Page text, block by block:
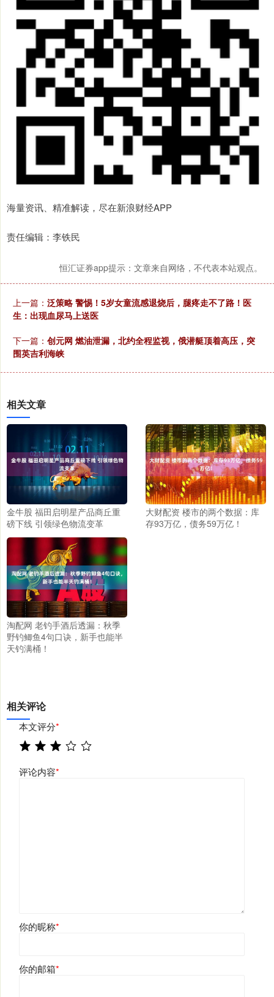
海量资讯、精准解读，尽在新浪财经APP
责任编辑：李铁民
恒汇证券app提示：文章来自网络，不代表本站观点。
上一篇： 泛策略 警惕！5岁女童流感退烧后，腿疼走不了路！医
生：出现血尿马上送医
下一篇： 创元网 燃油泄漏，北约全程监视，俄潜艇顶着高压，突
围英吉利海峡
相关文章
金牛股 福田启明星产品商丘重
磅下线 引领绿色物流变革
大财配资 楼市的两个数据：库
存93万亿，债务59万亿！
淘配网 老钓手酒后透漏：秋季
野钓鲫鱼4句口诀，新手也能半
天钓满桶！
相关评论
本文评分*
评论内容*
你的昵称*
你的邮箱*